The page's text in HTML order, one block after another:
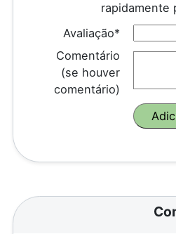
rapidamente
Avaliação*
Comentário
(se houver
comentário)